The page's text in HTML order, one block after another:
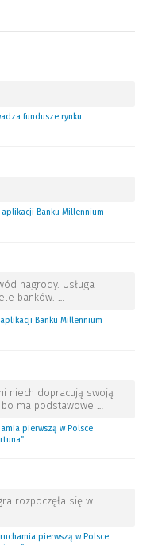
fundusze rynku
aplikacji Banku Millennium
nagrody. Usługa
banków. …
Banku Millennium
niech dopracują swoją
ma podstawowe …
pierwszą w Polsce
rozpoczęła się w
pierwszą w Polsce